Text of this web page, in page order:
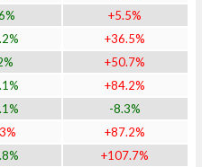
+5.5%
+36.5%
+50.7%
+84.2%
-8.3%
+87.2%
+107.7%